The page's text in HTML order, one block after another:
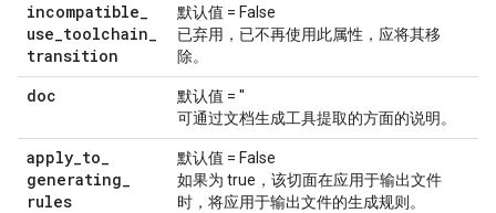
incompatible_
use_toolchain_
transition
默认值 = False
已弃用，已不再使用此属性，应将其移
除。
doc
默认值 = ''
可通过文档生成工具提取的方面的说明。
apply_to_
generating_
rules
默认值 = False
如果为 true，该切面在应用于输出文件
时，将应用于输出文件的生成规则。